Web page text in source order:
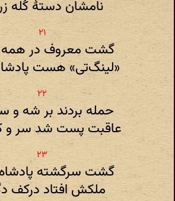
نامشان دستهٔ کُله
گشت معروف در
«‌لینگ‌تی‌» هست
حمله بردند بر شه
عاقبت پست شد سر و
گشت سرگشته
ملکش افتاد درکف